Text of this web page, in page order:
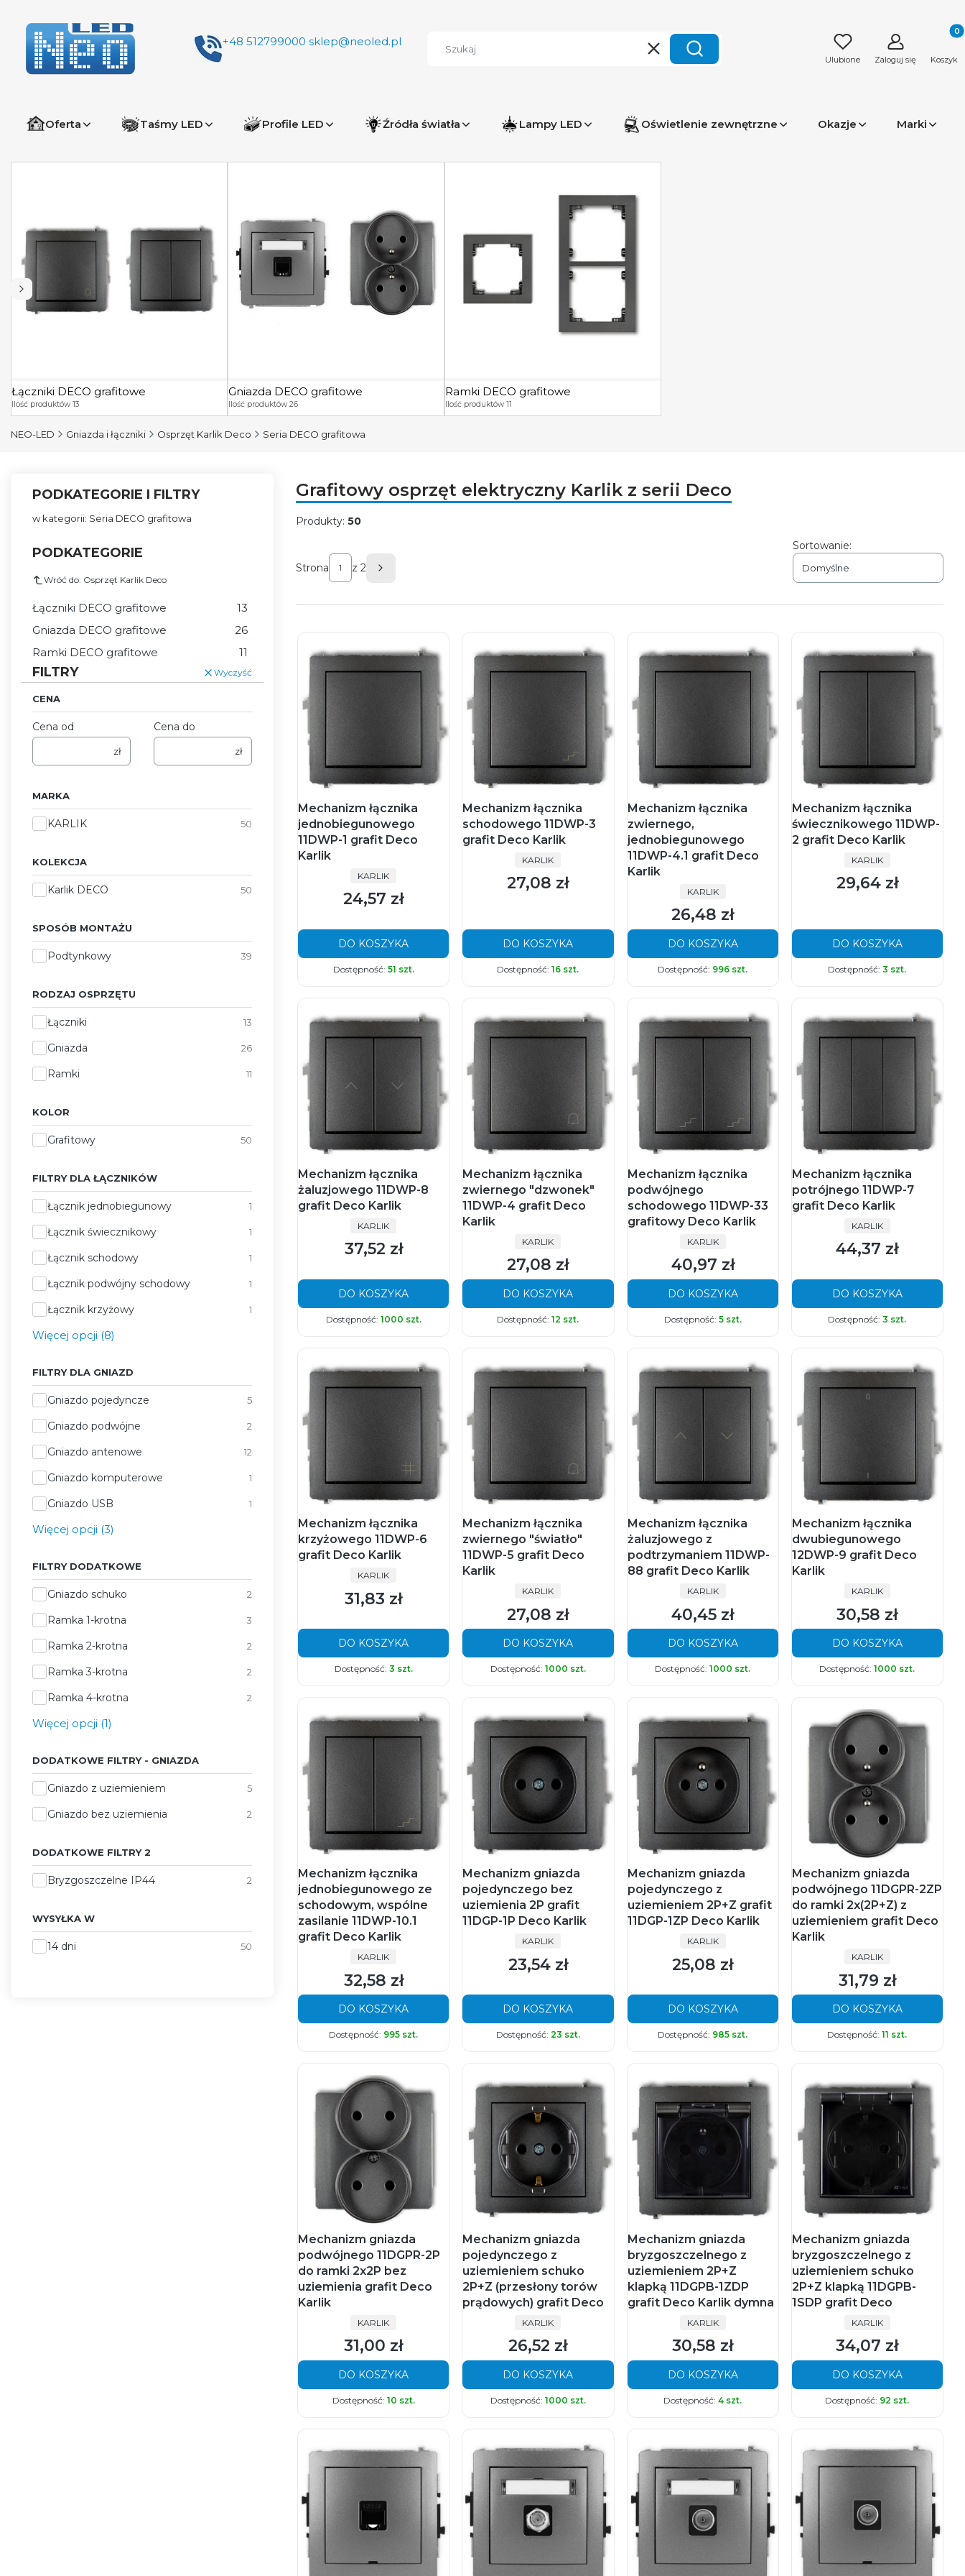
+48 512799000 sklep@neoled.pl
WyczyśćSzukaj Ulubione Zaloguj się Koszyk
Oferta Taśmy LED Profile LED Źródła światła Lampy LED Oświetlenie zewnętrzne Okazje Marki
Łączniki DECO grafitowe
Ilość produktów 13
Gniazda DECO grafitowe
Ilość produktów 26
Ramki DECO grafitowe
Ilość produktów 11
NEO-LED Gniazda i łączniki Osprzęt Karlik Deco Seria DECO grafitowa
PODKATEGORIE I FILTRY
w kategorii: Seria DECO grafitowa
PODKATEGORIE
Wróć do: Osprzęt Karlik Deco
Łączniki DECO grafitowe
13
Gniazda DECO grafitowe
26
Ramki DECO grafitowe
11
FILTRY Wyczyść
CENA
Cena od
zł
Cena do
zł
MARKA
MarkaKARLIK 50
KOLEKCJA
Kolekcja
Karlik DECO 50
SPOSÓB MONTAŻU
Sposób montażu
Podtynkowy 39
RODZAJ OSPRZĘTU
Rodzaj osprzętu
Łączniki 13
Gniazda 26
Ramki 11
KOLOR
KolorGrafitowy 50
FILTRY DLA ŁĄCZNIKÓW
Filtry dla łączników
Łącznik jednobiegunowy 1
Łącznik świecznikowy 1
Łącznik schodowy 1
Łącznik podwójny schodowy 1
Łącznik krzyżowy 1
Więcej opcji (8)
FILTRY DLA GNIAZD
Filtry dla gniazd
Gniazdo pojedyncze 5
Gniazdo podwójne 2
Gniazdo antenowe 12
Gniazdo komputerowe 1
Gniazdo USB 1
Więcej opcji (3)
FILTRY DODATKOWE
Filtry dodatkowe
Gniazdo schuko 2
Ramka 1-krotna 3
Ramka 2-krotna 2
Ramka 3-krotna 2
Ramka 4-krotna 2
Więcej opcji (1)
DODATKOWE FILTRY - GNIAZDA
Dodatkowe filtry - gniazda
Gniazdo z uziemieniem 5
Gniazdo bez uziemienia 2
DODATKOWE FILTRY 2
Dodatkowe Filtry 2
Bryzgoszczelne IP44 2
WYSYŁKA W
Wysyłka w
14 dni 50
Grafitowy osprzęt elektryczny Karlik z serii Deco
Produkty: 50
Sortowanie:
Domyślne
Strona z 2 Następne produkty
Mechanizm łącznika
jednobiegunowego
11DWP-1 grafit Deco
Karlik
PRODUCENT
KARLIK
Cena
24,57 zł
DO KOSZYKA
Dostępność: 51 szt.
Mechanizm łącznika
schodowego 11DWP-3
grafit Deco Karlik
PRODUCENT
KARLIK
Cena
27,08 zł
DO KOSZYKA
Dostępność:16 szt.
Mechanizm łącznika
zwiernego,
jednobiegunowego
11DWP-4.1 grafit Deco
Karlik
PRODUCENT
KARLIK
Cena
26,48 zł
DO KOSZYKA
Dostępność: 996 szt.
Mechanizm łącznika
świecznikowego 11DWP-
2 grafit Deco Karlik
PRODUCENT
KARLIK
Cena
29,64 zł
DO KOSZYKA
Dostępność:3 szt.
Mechanizm łącznika
żaluzjowego 11DWP-8
grafit Deco Karlik
PRODUCENT
KARLIK
Cena
37,52 zł
DO KOSZYKA
Dostępność: 1000 szt.
Mechanizm łącznika
zwiernego "dzwonek"
11DWP-4 grafit Deco
Karlik
PRODUCENT
KARLIK
Cena
27,08 zł
DO KOSZYKA
Dostępność:12 szt.
Mechanizm łącznika
podwójnego
schodowego 11DWP-33
grafitowy Deco Karlik
PRODUCENT
KARLIK
Cena
40,97 zł
DO KOSZYKA
Dostępność: 5 szt.
Mechanizm łącznika
potrójnego 11DWP-7
grafit Deco Karlik
PRODUCENT
KARLIK
Cena
44,37 zł
DO KOSZYKA
Dostępność:3 szt.
Mechanizm łącznika
krzyżowego 11DWP-6
grafit Deco Karlik
PRODUCENT
KARLIK
Cena
31,83 zł
DO KOSZYKA
Dostępność: 3 szt.
Mechanizm łącznika
zwiernego "światło"
11DWP-5 grafit Deco
Karlik
PRODUCENT
KARLIK
Cena
27,08 zł
DO KOSZYKA
Dostępność: 1000 szt.
Mechanizm łącznika
żaluzjowego z
podtrzymaniem 11DWP-
88 grafit Deco Karlik
PRODUCENT
KARLIK
Cena
40,45 zł
DO KOSZYKA
Dostępność:1000 szt.
Mechanizm łącznika
dwubiegunowego
12DWP-9 grafit Deco
Karlik
PRODUCENT
KARLIK
Cena
30,58 zł
DO KOSZYKA
Dostępność:1000 szt.
Mechanizm łącznika
jednobiegunowego ze
schodowym, wspólne
zasilanie 11DWP-10.1
grafit Deco Karlik
PRODUCENT
KARLIK
Cena
32,58 zł
DO KOSZYKA
Dostępność: 995 szt.
Mechanizm gniazda
pojedynczego bez
uziemienia 2P grafit
11DGP-1P Deco Karlik
PRODUCENT
KARLIK
Cena
23,54 zł
DO KOSZYKA
Dostępność: 23 szt.
Mechanizm gniazda
pojedynczego z
uziemieniem 2P+Z grafit
11DGP-1ZP Deco Karlik
PRODUCENT
KARLIK
Cena
25,08 zł
DO KOSZYKA
Dostępność: 985 szt.
Mechanizm gniazda
podwójnego 11DGPR-2ZP
do ramki 2x(2P+Z) z
uziemieniem grafit Deco
Karlik
PRODUCENT
KARLIK
Cena
31,79 zł
DO KOSZYKA
Dostępność:11 szt.
Mechanizm gniazda
podwójnego 11DGPR-2P
do ramki 2x2P bez
uziemienia grafit Deco
Karlik
PRODUCENT
KARLIK
Cena
31,00 zł
DO KOSZYKA
Dostępność: 10 szt.
Mechanizm gniazda
pojedynczego z
uziemieniem schuko
2P+Z (przesłony torów
prądowych) grafit Deco
PRODUCENT
KARLIK
Cena
26,52 zł
DO KOSZYKA
Dostępność: 1000 szt.
Mechanizm gniazda
bryzgoszczelnego z
uziemieniem 2P+Z
klapką 11DGPB-1ZDP
grafit Deco Karlik dymna
PRODUCENT
KARLIK
Cena
30,58 zł
DO KOSZYKA
Dostępność:4 szt.
Mechanizm gniazda
bryzgoszczelnego z
uziemieniem schuko
2P+Z klapką 11DGPB-
1SDP grafit Deco
PRODUCENT
KARLIK
Cena
34,07 zł
DO KOSZYKA
Dostępność: 92 szt.